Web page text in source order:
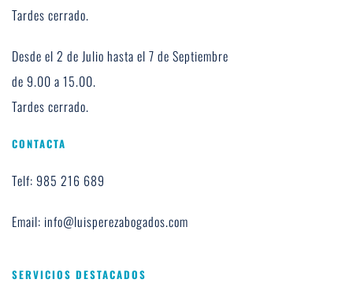
Tardes cerrado.
Desde el 2 de Julio hasta el 7 de Septiembre
de 9.00 a 15.00.
Tardes cerrado.
CONTACTA
Telf: 985 216 689
Email: info@luisperezabogados.com
SERVICIOS DESTACADOS